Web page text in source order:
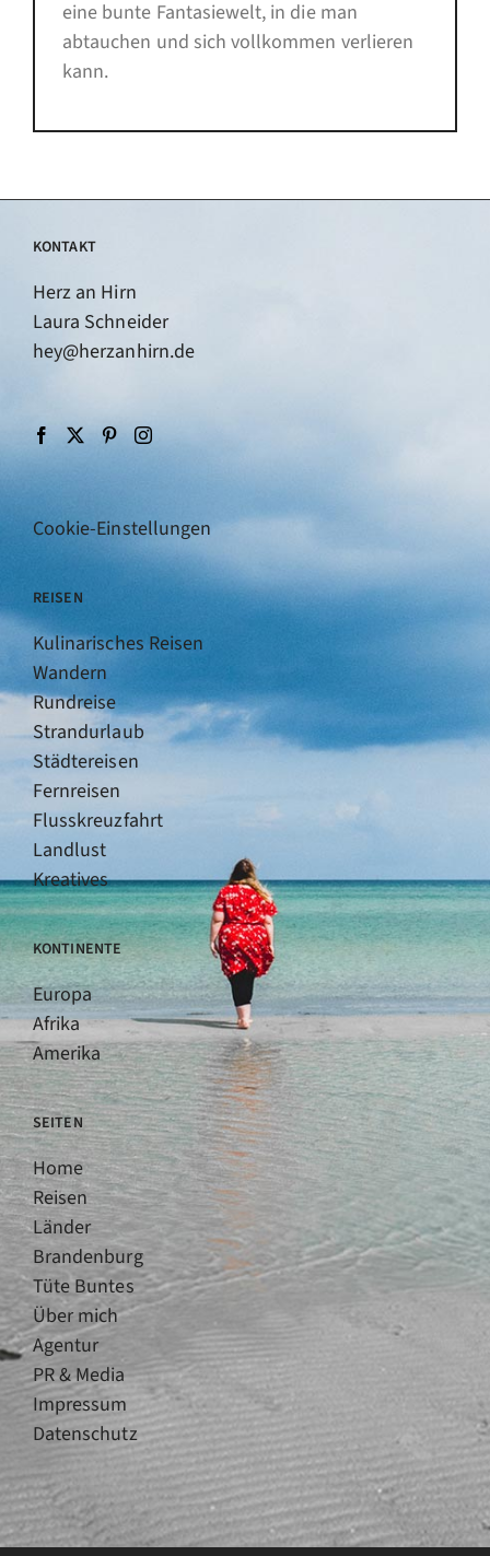
eine bunte Fantasiewelt, in die man
abtauchen und sich vollkommen verlieren
kann.
KONTAKT
Herz an Hirn
Laura Schneider
hey@herzanhirn.de
Cookie-Einstellungen
REISEN
Kulinarisches Reisen
Wandern
Rundreise
Strandurlaub
Städtereisen
Fernreisen
Flusskreuzfahrt
Landlust
Kreatives
KONTINENTE
Europa
Afrika
Amerika
SEITEN
Home
Reisen
Länder
Brandenburg
Tüte Buntes
Über mich
Agentur
PR & Media
Impressum
Datenschutz